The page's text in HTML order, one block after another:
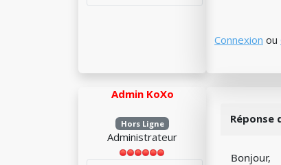
Connexion ou
Admin KoXo
Hors Ligne
Administrateur
Réponse
Bonjour,